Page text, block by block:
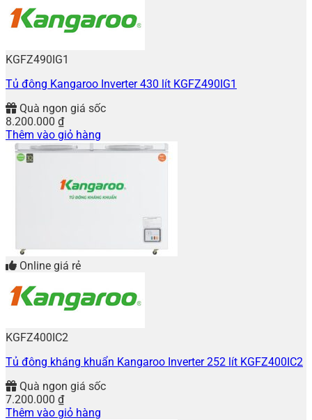
KGFZ490IG1
Tủ đông Kangaroo Inverter 430 lít KGFZ490IG1
Quà ngon giá sốc
8.200.000 ₫
Thêm vào giỏ hàng
Online giá rẻ
KGFZ400IC2
Tủ đông kháng khuẩn Kangaroo Inverter 252 lít KGFZ400IC2
Quà ngon giá sốc
7.200.000 ₫
Thêm vào giỏ hàng